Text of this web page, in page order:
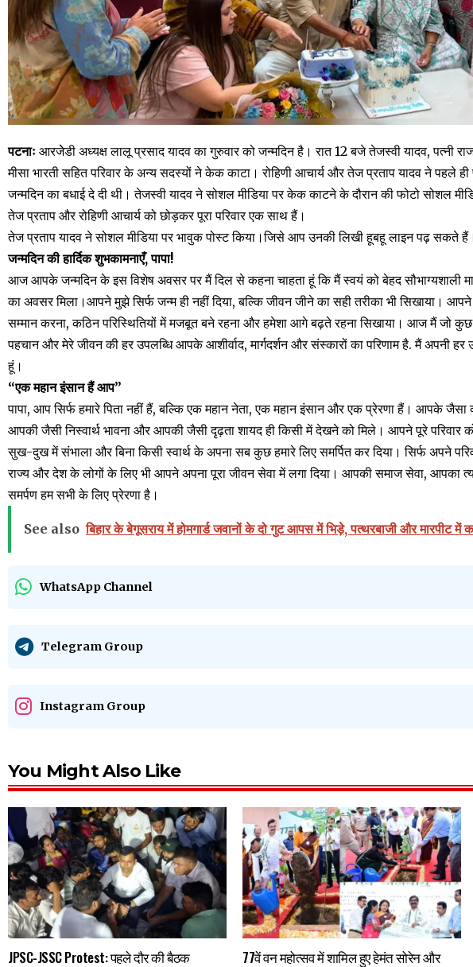
पटनाः आरजेेडी अध्यक्ष लालू प्रसाद यादव का गुरुवार को जन्मदिन है। रात 12 बजे तेजस्‍वी यादव, पत्‍नी
म‍ीसा भारती सह‍ित पर‍िवार के अन्‍य सदस्‍यों ने केक काटा। रोहिणी आचार्य और तेज प्रताप यादव ने पहले
जन्मदिन का बधाई दे दी थी। तेजस्‍वी यादव ने सोशल मीड‍िया पर केक काटने के दौरान की फोटो सोशल
तेज प्रताप और रोह‍िणी आचार्य को छोड़कर पूरा पर‍िवार एक साथ हैं।
तेज प्रताप यादव ने सोशल मीड‍िया पर भावुक पोस्‍ट कि‍या।ज‍िसे आप उनकी ल‍िखी हूबहू लाइन पढ़ सकते हैं।
जन्मदिन की हार्दिक शुभकामनाएँ, पापा!
आज आपके जन्मदिन के इस विशेष अवसर पर मैं दिल से कहना चाहता हूं कि मैं स्वयं को बेहद सौभाग्यशाली
का अवसर मिला।आपने मुझे सिर्फ जन्म ही नहीं दिया, बल्कि जीवन जीने का सही तरीका भी सिखाया।
सम्मान करना, कठिन परिस्थितियों में मजबूत बने रहना और हमेशा आगे बढ़ते रहना सिखाया। आज मैं जो कुछ
पहचान और मेरे जीवन की हर उपलब्धि आपके आशीर्वाद, मार्गदर्शन और संस्कारों का परिणाम है. मैं अपनी हर
हूं।
“एक महान इंसान हैं आप”
पापा, आप सिर्फ हमारे पिता नहीं हैं, बल्कि एक महान नेता, एक महान इंसान और एक प्रेरणा हैं। आपके जैसा
आपकी जैसी निस्वार्थ भावना और आपकी जैसी दृढ़ता शायद ही किसी में देखने को मिले। आपने पूरे परिवार
सुख-दुख में संभाला और बिना किसी स्वार्थ के अपना सब कुछ हमारे लिए समर्पित कर दिया। सिर्फ अपने
राज्य और देश के लोगों के लिए भी आपने अपना पूरा जीवन सेवा में लगा दिया। आपकी समाज सेवा, आपका
समर्पण हम सभी के लिए प्रेरणा है।
See also बिहार के बेगूसराय में होमगार्ड जवानों के दो गुट आपस में भिड़े, पत्थरबाजी और मारपीट में
WhatsApp Channel
Telegram Group
Instagram Group
You Might Also Like
JPSC-JSSC Protest: पहले दौर की बैठक
77वें वन महोत्सव में शामिल हुए हेमंत सोरेन और